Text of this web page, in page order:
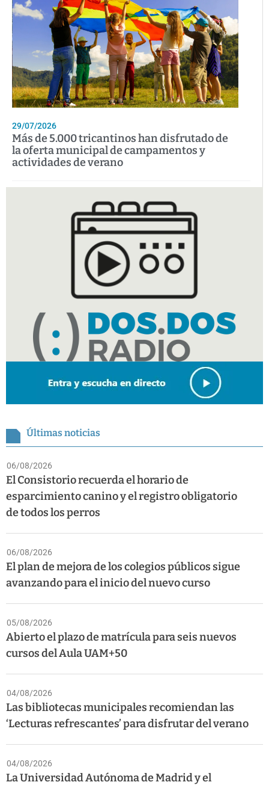
29/07/2026
Más de 5.000 tricantinos han disfrutado de
la oferta municipal de campamentos y
actividades de verano
Últimas noticias
06/08/2026
El Consistorio recuerda el horario de
esparcimiento canino y el registro obligatorio
de todos los perros
06/08/2026
El plan de mejora de los colegios públicos sigue
avanzando para el inicio del nuevo curso
05/08/2026
Abierto el plazo de matrícula para seis nuevos
cursos del Aula UAM+50
04/08/2026
Las bibliotecas municipales recomiendan las
‘Lecturas refrescantes’ para disfrutar del verano
04/08/2026
La Universidad Autónoma de Madrid y el